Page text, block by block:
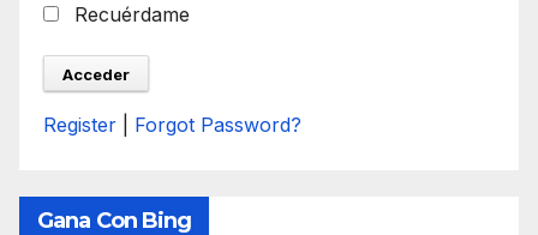
Recuérdame
Register Forgot Password?
Gana Con Bing